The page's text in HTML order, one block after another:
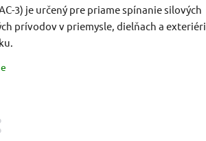
3) je určený pre priame spínanie silových
prívodov v priemysle, dielňach a exteriéri.